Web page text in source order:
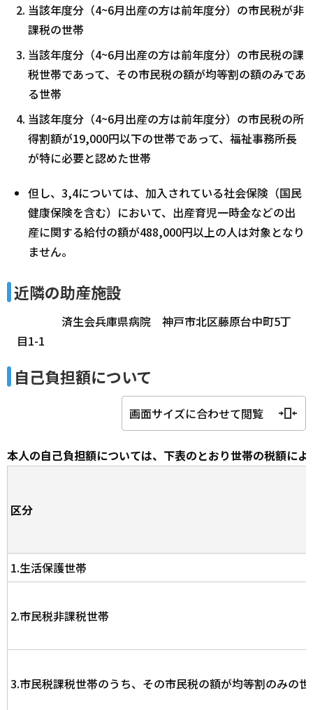
当該年度分（4~6月出産の方は前年度分）の市民税が非
課税の世帯
当該年度分（4~6月出産の方は前年度分）の市民税の課
税世帯であって、その市民税の額が均等割の額のみであ
る世帯
当該年度分（4~6月出産の方は前年度分）の市民税の所
得割額が19,000円以下の世帯であって、福祉事務所長
が特に必要と認めた世帯
但し、3,4については、加入されている社会保険（国民
健康保険を含む）において、出産育児一時金などの出
産に関する給付の額が488,000円以上の人は対象となり
ません。
近隣の助産施設
済生会兵庫県病院 神戸市北区藤原台中町5丁
目1-1
自己負担額について
画面サイズに合わせて閲覧
本人の自己負担額については、下表のとおり世帯の税額によ
区分
1.生活保護世帯
2.市民税非課税世帯
3.市民税課税世帯のうち、その市民税の額が均等割のみの